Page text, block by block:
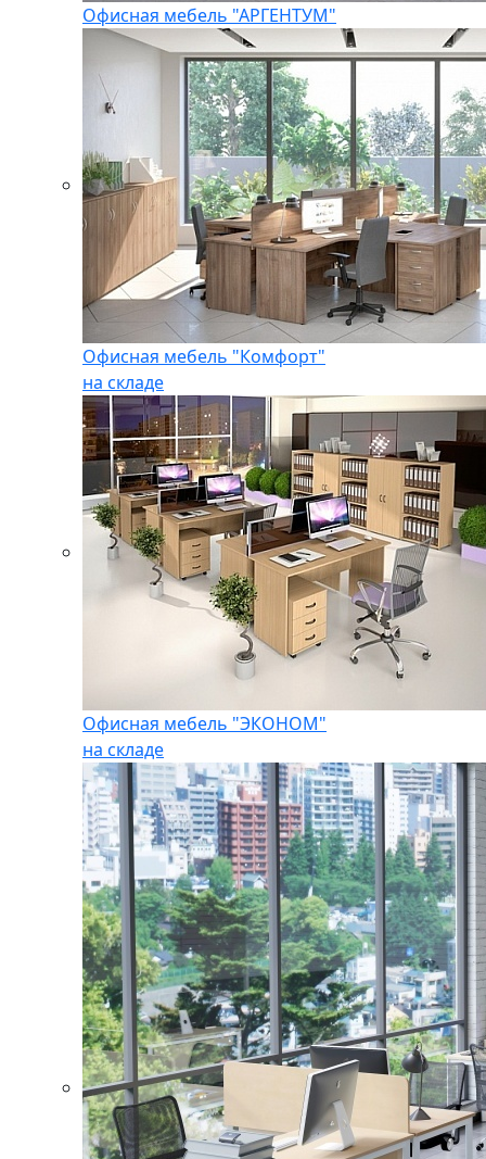
Офисная мебель "АРГЕНТУМ"
Офисная мебель "Комфорт"
на складе
Офисная мебель "ЭКОНОМ"
на складе